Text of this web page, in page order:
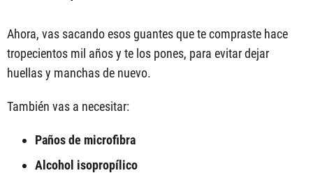
Ahora, vas sacando esos guantes que te compraste hace
tropecientos mil años y te los pones, para evitar dejar
huellas y manchas de nuevo.
También vas a necesitar:
Paños de microfibra
Alcohol isopropílico